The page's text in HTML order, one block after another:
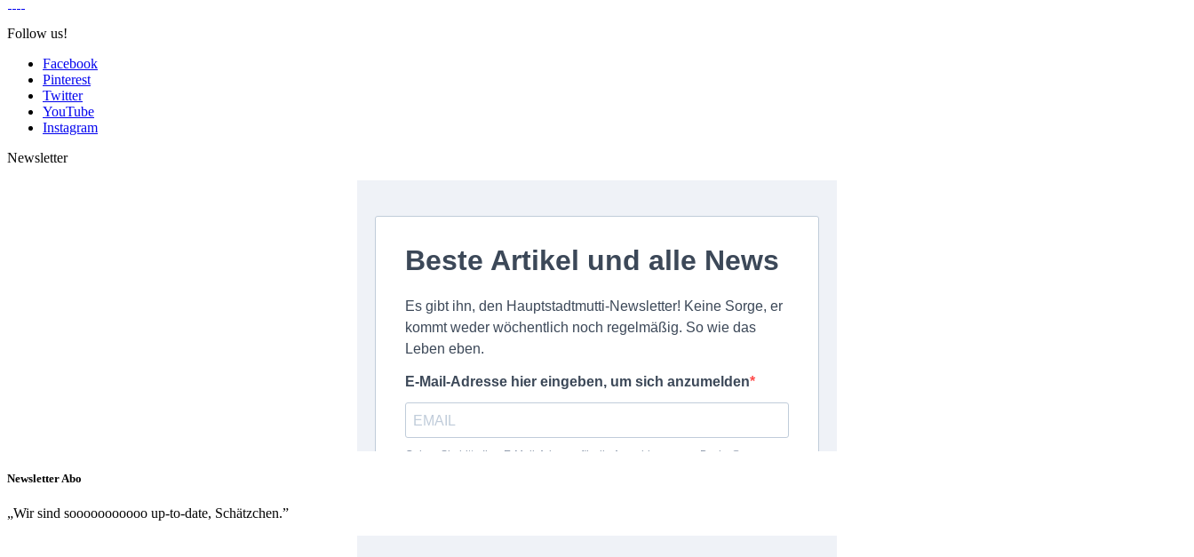
Follow us!
Facebook
Pinterest
Twitter
YouTube
Instagram
Newsletter
Newsletter Abo
„Wir sind sooooooooooo up-to-date, Schätzchen.”